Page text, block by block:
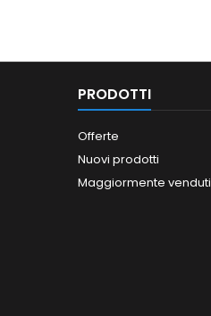
PRODOTTI
Offerte
Nuovi prodotti
Maggiormente venduti